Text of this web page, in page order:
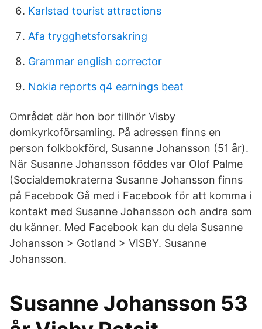
Karlstad tourist attractions
Afa trygghetsforsakring
Grammar english corrector
Nokia reports q4 earnings beat
Området där hon bor tillhör Visby
domkyrkoförsamling. På adressen finns en
person folkbokförd, Susanne Johansson (51 år).
När Susanne Johansson föddes var Olof Palme
(Socialdemokraterna Susanne Johansson finns
på Facebook Gå med i Facebook för att komma i
kontakt med Susanne Johansson och andra som
du känner. Med Facebook kan du dela Susanne
Johansson > Gotland > VISBY. Susanne
Johansson.
Susanne Johansson 53